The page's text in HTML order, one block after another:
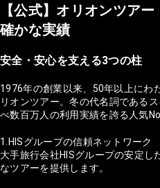
【公式】オリオンツア
確かな実績
安全・安心を支える3つの柱
1976年の創業以来、50年以上にわ
リオンツアー。冬の代名詞である
べ数百万人の利用実績を誇る人気
1.HISグループの信頼ネットワーク
大手旅行会社HISグループの安定
なツアーを提供します。